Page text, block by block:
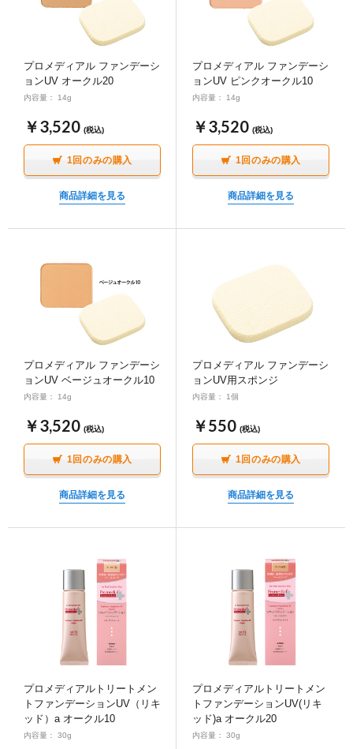
プロメディアル ファンデーシ
ョンUV オークル20
内容量： 14g
￥3,520 (税込)
1回のみの購入
商品詳細を見る
プロメディアル ファンデーシ
ョンUV ピンクオークル10
内容量： 14g
￥3,520 (税込)
1回のみの購入
商品詳細を見る
プロメディアル ファンデーシ
ョンUV ベージュオークル10
内容量： 14g
￥3,520 (税込)
1回のみの購入
商品詳細を見る
プロメディアル ファンデーシ
ョンUV用スポンジ
内容量： 1個
￥550 (税込)
1回のみの購入
商品詳細を見る
プロメディアルトリートメン
トファンデーションUV（リキ
ッド）a オークル10
内容量： 30g
プロメディアルトリートメン
トファンデーションUV(リキ
ッド)a オークル20
内容量： 30g